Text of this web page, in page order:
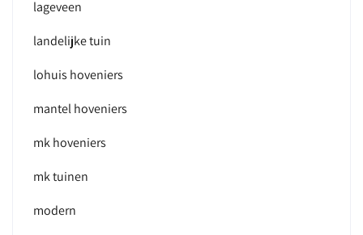
lageveen
landelijke tuin
lohuis hoveniers
mantel hoveniers
mk hoveniers
mk tuinen
modern